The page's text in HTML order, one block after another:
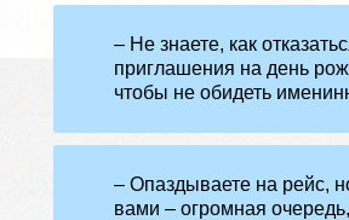
– Не знаете, как
приглашения на день
чтобы не обидеть
– Опаздываете на рейс,
вами – огромная